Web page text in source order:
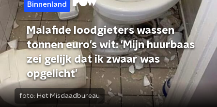
Binnenland
Malafide loodgieters wassen
tonnen euro's wit: 'Mijn huurbaas
zei gelijk dat ik zwaar was
opgelicht'
foto: Het Misdaadbureau